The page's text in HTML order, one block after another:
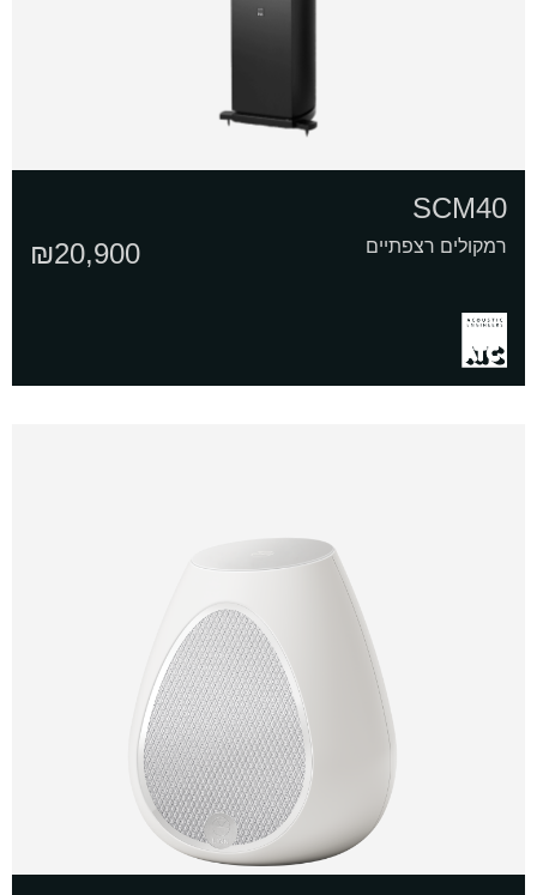
SCM40
רמקולים רצפתיים ₪20,900